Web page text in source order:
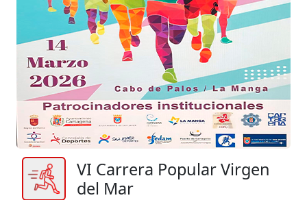
VI Carrera Popular Virgen
del Mar